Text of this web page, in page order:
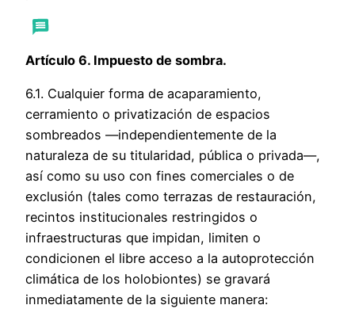
Artículo 6. Impuesto de sombra.
6.1. Cualquier forma de acaparamiento,
cerramiento o privatización de espacios
sombreados —independientemente de la
naturaleza de su titularidad, pública o privada—,
así como su uso con fines comerciales o de
exclusión (tales como terrazas de restauración,
recintos institucionales restringidos o
infraestructuras que impidan, limiten o
condicionen el libre acceso a la autoprotección
climática de los holobiontes) se gravará
inmediatamente de la siguiente manera: